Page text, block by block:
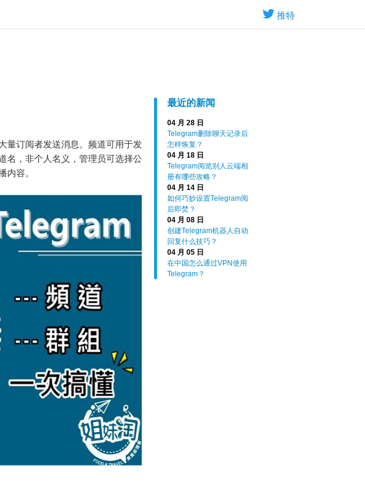
推特
最近的新闻
04 月 28 日
Telegram删除聊天记录后
怎样恢复？
04 月 18 日
Telegram阅览别人云端相
册有哪些攻略？
04 月 14 日
如何巧妙设置Telegram阅
后即焚？
04 月 08 日
创建Telegram机器人自动
回复什么技巧？
04 月 05 日
在中国怎么通过VPN使用
Telegram？
量订阅者发送消息。频道可用于发
名，非个人名义，管理员可选择公
内容。